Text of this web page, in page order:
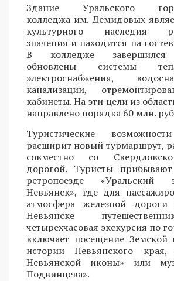
Здание Уральского
колледжа им. Демидовых
культурного наследия
значения и находится на
В колледже завершился
обновлены системы
электроснабжения,
канализации,
кабинеты. На эти цели из
направлено порядка 60 млн.
Туристические
расширит новый турмаршрут,
совместно со
дорогой. Туристы
ретропоезде «Уральский
Невьянск», где для
атмосфера железной
Невьянске
четырехчасовая экскурсия по
включает посещение Земской
истории Невьянского
Невьянской иконы» или
Подвинцева».